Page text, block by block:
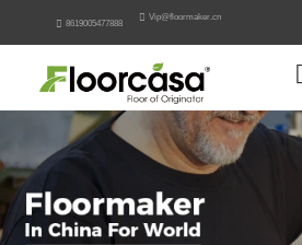
8619005477888
Vip@floormaker.cn